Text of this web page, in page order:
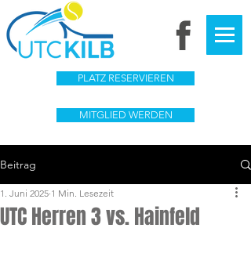
PLATZ RESERVIEREN
MITGLIED WERDEN
Beitrag
UTC Herren 3 vs. Hainfeld
1. Juni 2025 1 Min. Lesezeit